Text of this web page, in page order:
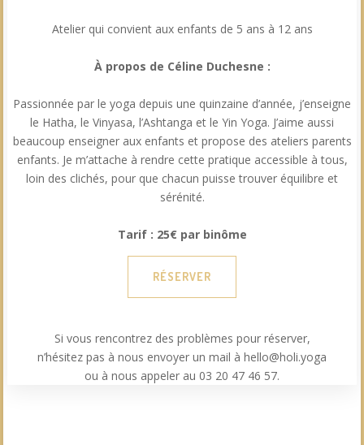
Atelier qui convient aux enfants de 5 ans à 12 ans
À propos de Céline Duchesne :
Passionnée par le yoga depuis une quinzaine d’année, j’enseigne
le Hatha, le Vinyasa, l’Ashtanga et le Yin Yoga. J’aime aussi
beaucoup enseigner aux enfants et propose des ateliers parents
enfants. Je m’attache à rendre cette pratique accessible à tous,
loin des clichés, pour que chacun puisse trouver équilibre et
sérénité.
Tarif : 25€ par binôme
RÉSERVER
Si vous rencontrez des problèmes pour réserver,
n’hésitez pas à nous envoyer un mail à hello@holi.yoga
ou à nous appeler au 03 20 47 46 57.